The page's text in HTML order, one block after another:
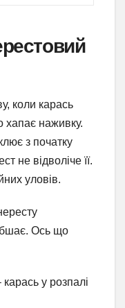
коли карась
хапає наживку.
з початку
не відволіче її.
уловів.
Ось що
у розпалі